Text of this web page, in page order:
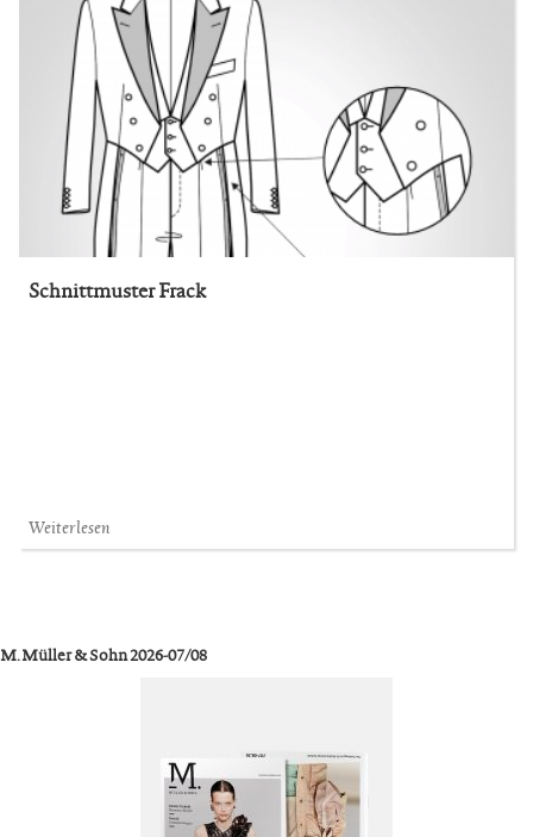
Schnittmuster Frack
Weiterlesen
M. Müller & Sohn 2026-07/08